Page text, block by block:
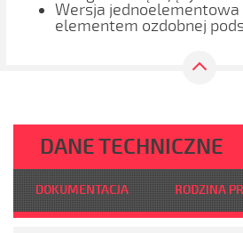
Wersja
elementem ozdobnej
DANE TECHNICZNE
DOKUMENTACJA RODZINA